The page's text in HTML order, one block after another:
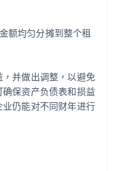
额均匀分摊到整个租
并做出调整，以避免
保资产负债表和损益
仍能对不同财年进行